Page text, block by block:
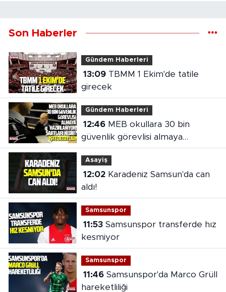
Son Haberler
Gündem Haberleri
13:09TBMM 1 Ekim'de tatile
girecek
Gündem Haberleri
12:46MEB okullara 30 bin
güvenlik görevlisi almaya
hazırlanıyor
Asayiş
12:02Karadeniz Samsun'da can
aldı!
Samsunspor
11:53Samsunspor transferde hız
kesmiyor
Samsunspor
11:46Samsunspor'da Marco Grüll
hareketliliği